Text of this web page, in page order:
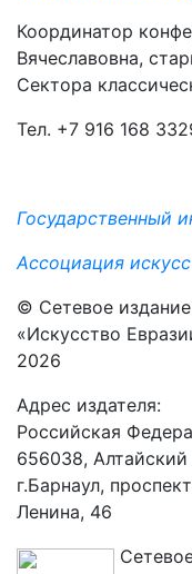
Координатор
Вячеславовна,
Сектора
Тел. +7 916 168
Государственный
Ассоциация
© Сетевое издание
«Искусство
2026
Адрес издателя:
Российская
656038, Алтайский
г.Барнаул, проспект
Ленина, 46